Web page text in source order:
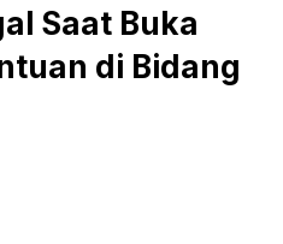
Saat Buka
di Bidang